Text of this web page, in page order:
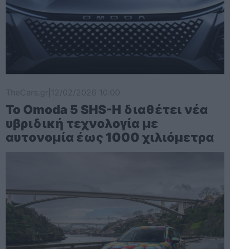
Το Omoda 5 SHS-H διαθέτει νέα
υβριδική τεχνολογία με
αυτονομία έως 1000 χιλιόμετρα